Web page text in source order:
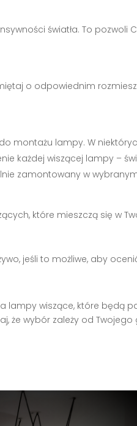
światła. To
o odpowiednim
montażu lampy. W
każdej wiszącej lampy –
zamontowany w
które mieszczą się w
jeśli to możliwe, aby
lampy wiszące, które będą
że wybór zależy od Twojego